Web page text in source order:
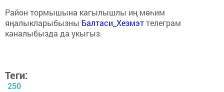
Район тормышына кагылышлы иң мөһим
яңалыкларыбызны Балтаси_Хезмэттелеграм
каналыбызда да укыгыз.
Теги:
250